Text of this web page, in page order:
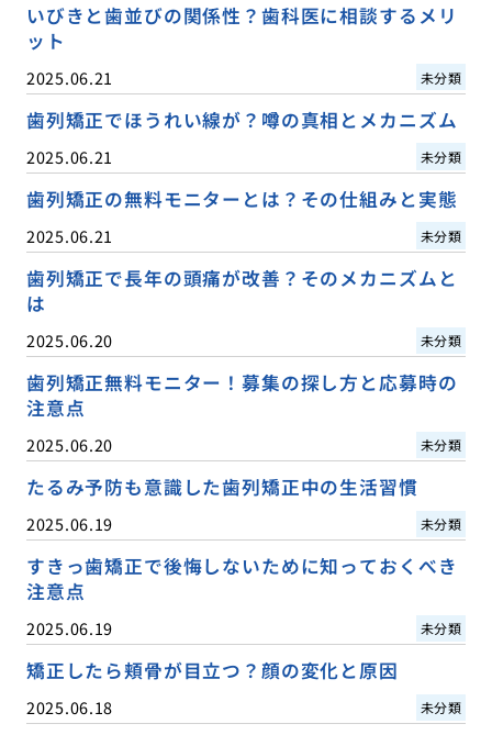
いびきと歯並びの関係性？歯科医に相談するメリ
ット
2025.06.21 未分類
歯列矯正でほうれい線が？噂の真相とメカニズム
2025.06.21 未分類
歯列矯正の無料モニターとは？その仕組みと実態
2025.06.21 未分類
歯列矯正で長年の頭痛が改善？そのメカニズムと
は
2025.06.20 未分類
歯列矯正無料モニター！募集の探し方と応募時の
注意点
2025.06.20 未分類
たるみ予防も意識した歯列矯正中の生活習慣
2025.06.19 未分類
すきっ歯矯正で後悔しないために知っておくべき
注意点
2025.06.19 未分類
矯正したら頬骨が目立つ？顔の変化と原因
2025.06.18 未分類